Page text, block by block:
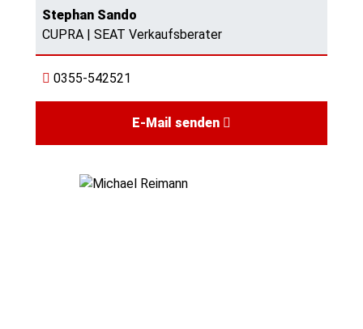
Stephan Sando
CUPRA | SEAT Verkaufsberater
0355-542521
E-Mail senden